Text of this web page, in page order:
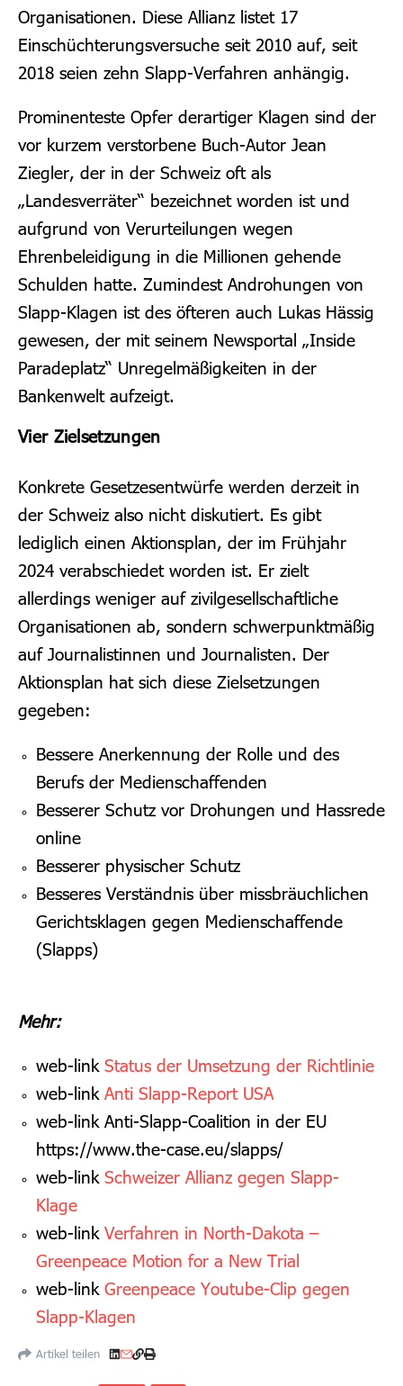
Organisationen. Diese Allianz listet 17
Einschüchterungsversuche seit 2010 auf, seit
2018 seien zehn Slapp-Verfahren anhängig.
Prominenteste Opfer derartiger Klagen sind der
vor kurzem verstorbene Buch-Autor Jean
Ziegler, der in der Schweiz oft als
„Landesverräter“ bezeichnet worden ist und
aufgrund von Verurteilungen wegen
Ehrenbeleidigung in die Millionen gehende
Schulden hatte. Zumindest Androhungen von
Slapp-Klagen ist des öfteren auch Lukas Hässig
gewesen, der mit seinem Newsportal „Inside
Paradeplatz“ Unregelmäßigkeiten in der
Bankenwelt aufzeigt.
Vier Zielsetzungen
Konkrete Gesetzesentwürfe werden derzeit in
der Schweiz also nicht diskutiert. Es gibt
lediglich einen Aktionsplan, der im Frühjahr
2024 verabschiedet worden ist. Er zielt
allerdings weniger auf zivilgesellschaftliche
Organisationen ab, sondern schwerpunktmäßig
auf Journalistinnen und Journalisten. Der
Aktionsplan hat sich diese Zielsetzungen
gegeben:
Bessere Anerkennung der Rolle und des
Berufs der Medienschaffenden
Besserer Schutz vor Drohungen und Hassrede
online
Besserer physischer Schutz
Besseres Verständnis über missbräuchlichen
Gerichtsklagen gegen Medienschaffende
(Slapps)
Mehr:
web-link Status der Umsetzung der Richtlinie
web-link Anti Slapp-Report USA
web-link Anti-Slapp-Coalition in der EU
https://www.the-case.eu/slapps/
web-link Schweizer Allianz gegen Slapp-
Klage
web-link Verfahren in North-Dakota –
Greenpeace Motion for a New Trial
web-link Greenpeace Youtube-Clip gegen
Slapp-Klagen
Artikel teilen